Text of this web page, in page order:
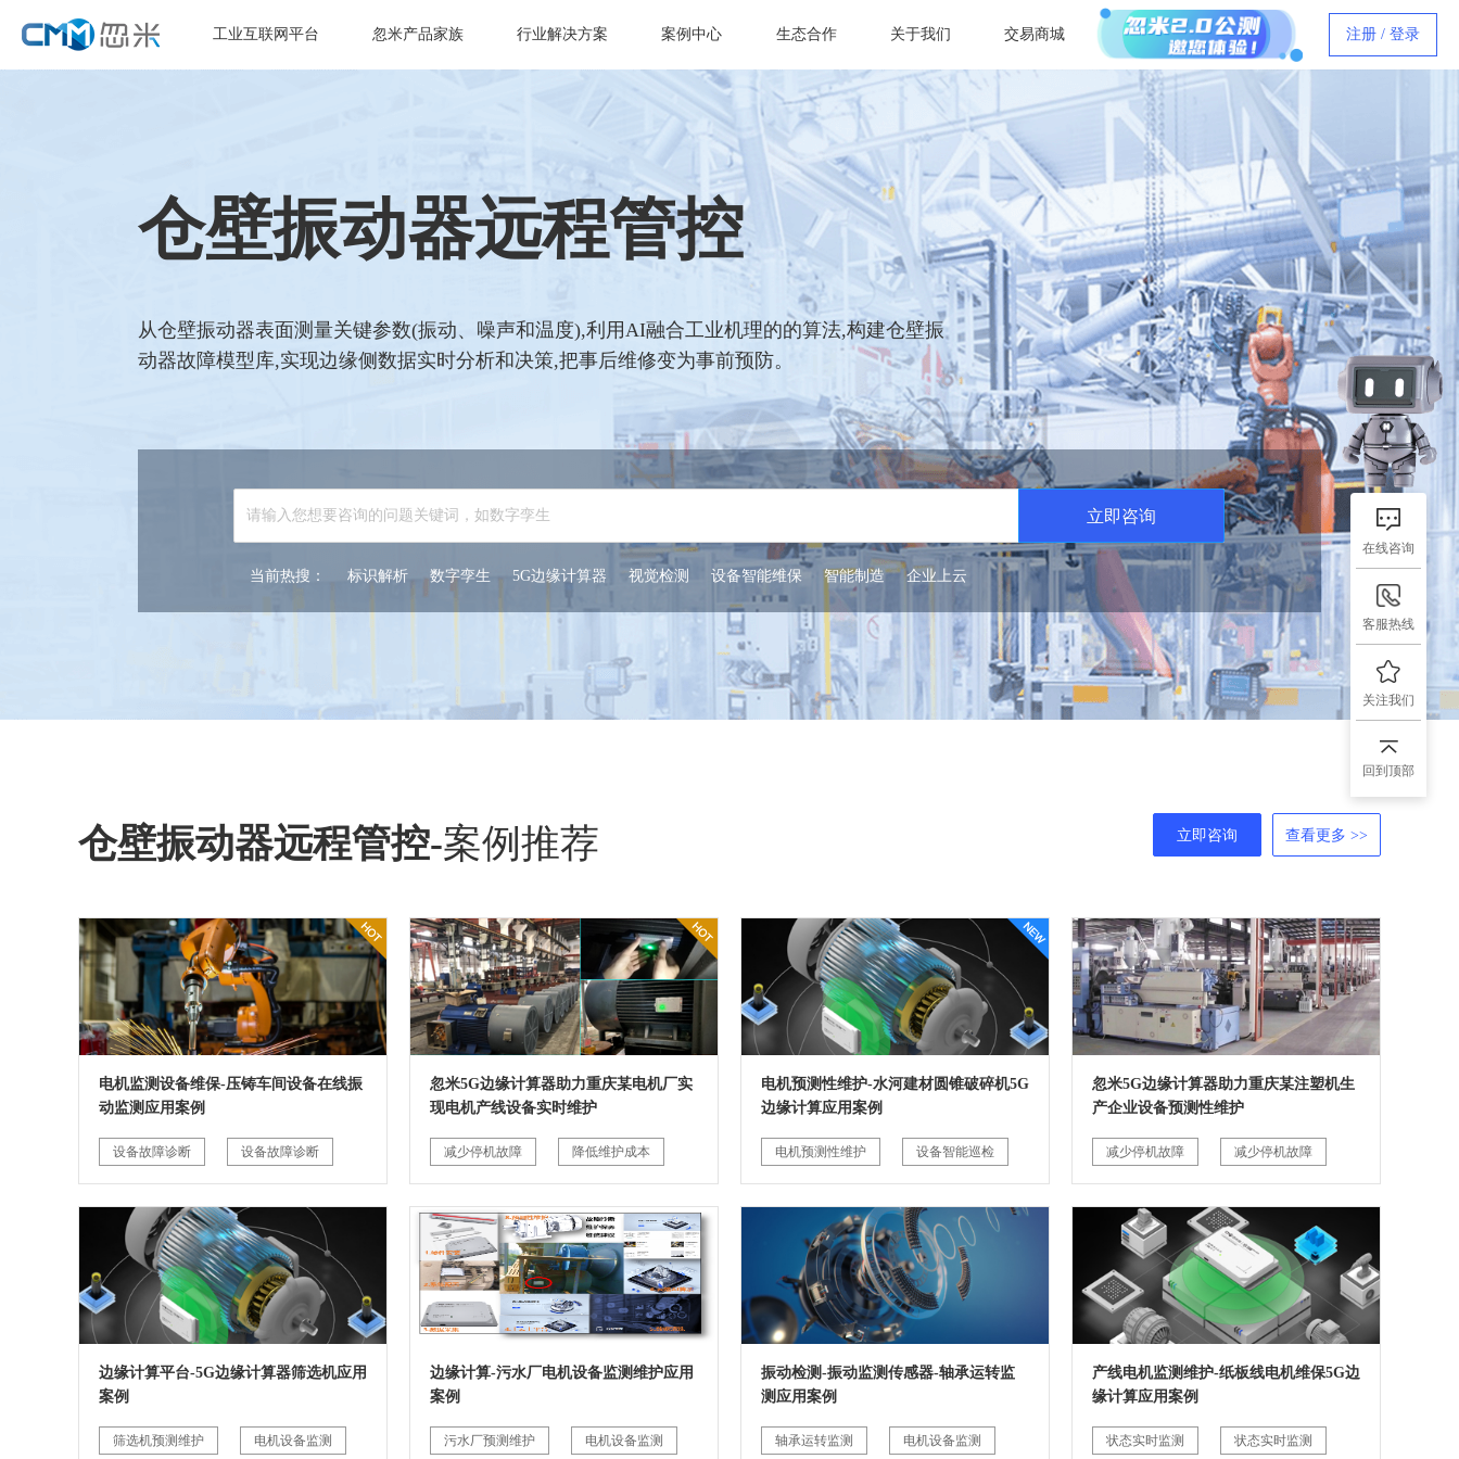
工业互联网平台 忽米产品家族 行业解决方案 案例中心 生态合作 关于我们 交易商城 注册 / 登录
仓壁振动器远程管控
从仓壁振动器表面测量关键参数(振动、噪声和温度),利用AI融合工业机理的的算法,构建仓壁振
动器故障模型库,实现边缘侧数据实时分析和决策,把事后维修变为事前预防。
立即咨询
当前热搜： 标识解析 数字孪生 5G边缘计算器 视觉检测 设备智能维保 智能制造 企业上云
仓壁振动器远程管控-案例推荐 立即咨询 查看更多 >>
电机监测设备维保-压铸车间设备在线振
动监测应用案例
设备故障诊断 设备故障诊断
忽米5G边缘计算器助力重庆某电机厂实
现电机产线设备实时维护
减少停机故障 降低维护成本
电机预测性维护-水河建材圆锥破碎机5G
边缘计算应用案例
电机预测性维护 设备智能巡检
忽米5G边缘计算器助力重庆某注塑机生
产企业设备预测性维护
减少停机故障 减少停机故障
边缘计算平台-5G边缘计算器筛选机应用
案例
筛选机预测维护 电机设备监测
边缘计算-污水厂电机设备监测维护应用
案例
污水厂预测维护 电机设备监测
振动检测-振动监测传感器-轴承运转监
测应用案例
轴承运转监测 电机设备监测
产线电机监测维护-纸板线电机维保5G边
缘计算应用案例
状态实时监测 状态实时监测
在线咨询
客服热线
关注我们
回到顶部